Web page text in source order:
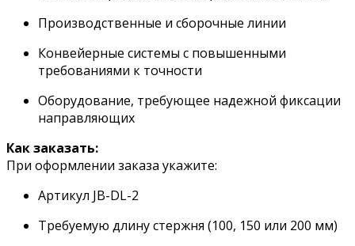
Производственные и сборочные линии
Конвейерные системы с повышенными
требованиями к точности
Оборудование, требующее надежной фиксации
направляющих
Как заказать:
При оформлении заказа укажите:
Артикул JB-DL-2
Требуемую длину стержня (100, 150 или 200 мм)